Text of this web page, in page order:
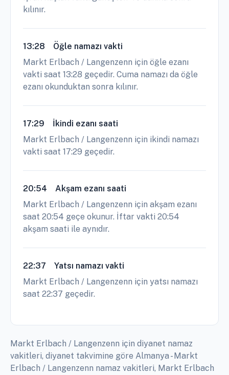
kılınır.
13:28
Öğle namazı vakti
Markt Erlbach / Langenzenn için öğle ezanı
vakti saat 13:28 geçedir. Cuma namazı da öğle
ezanı okunduktan sonra kılınır.
17:29
İkindi ezanı saati
Markt Erlbach / Langenzenn için ikindi namazı
vakti saat 17:29 geçedir.
20:54
Akşam ezanı saati
Markt Erlbach / Langenzenn için akşam ezanı
saat 20:54 geçe okunur. İftar vakti 20:54
akşam saati ile aynıdır.
22:37
Yatsı namazı vakti
Markt Erlbach / Langenzenn için yatsı namazı
saat 22:37 geçedir.
Markt Erlbach / Langenzenn için diyanet namaz
vakitleri, diyanet takvimine göre Almanya - Markt
Erlbach / Langenzenn namaz vakitleri, Markt Erlbach